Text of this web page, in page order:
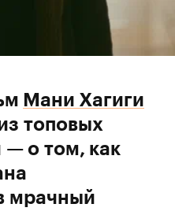
Мани Хагиги
топовых
— о том, как
мрачный